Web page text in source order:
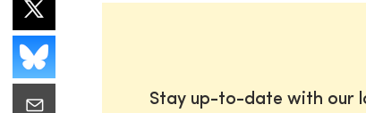
Stay up-to-date with our